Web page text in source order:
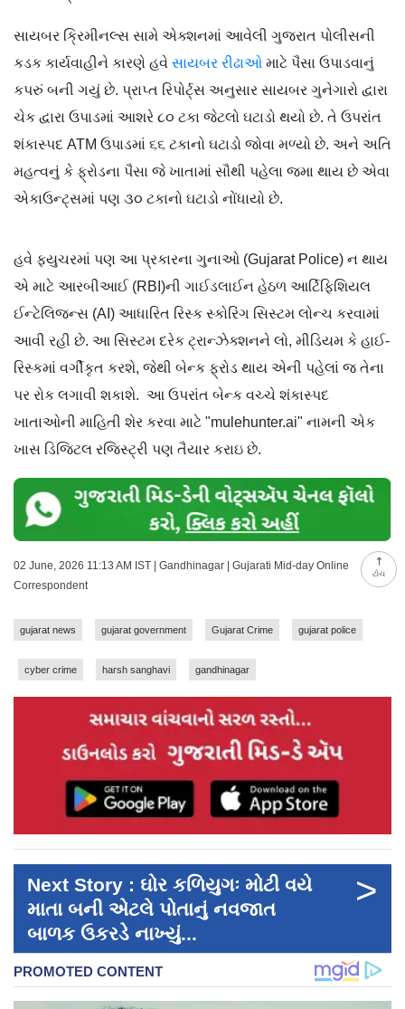
ટોચ
સાયબર ક્રિમીનલ્સ સામે એક્શનમાં આવેલી ગુજરાત પોલીસની
કડક કાર્યવાહીને કારણે હવે સાયબર રીઢાઓ માટે પૈસા ઉપાડવાનું
કપરું બની ગયું છે. પ્રાપ્ત રિપોર્ટ્સ અનુસાર સાયબર ગુનેગારો દ્વારા
ચેક દ્વારા ઉપાડમાં આશરે ૮૦ ટકા જેટલો ઘટાડો થયો છે. તે ઉપરાંત
શંકાસ્પદ ATM ઉપાડમાં ૬૬ ટકાનો ઘટાડો જોવા મળ્યો છે. અને અતિ
મહત્વનું કે ફ્રોડના પૈસા જે ખાતામાં સૌથી પહેલા જમા થાય છે એવા
એકાઉન્ટ્સમાં પણ ૩૦ ટકાનો ઘટાડો નોંધાયો છે.
હવે ફ્યુચરમાં પણ આ પ્રકારના ગુનાઓ (Gujarat Police) ન થાય
એ માટે આરબીઆઈ (RBI)ની ગાઈડલાઈન હેઠળ આર્ટિફિશિયલ
ઈન્ટેલિજન્સ (AI) આધારિત રિસ્ક સ્કોરિંગ સિસ્ટમ લોન્ચ કરવામાં
આવી રહી છે. આ સિસ્ટમ દરેક ટ્રાન્ઝેક્શનને લો, મીડિયમ કે હાઈ-
રિસ્કમાં વર્ગીકૃત કરશે, જેથી બેન્ક ફ્રોડ થાય એની પહેલાં જ તેના
પર રોક લગાવી શકાશે. આ ઉપરાંત બેન્ક વચ્ચે શંકાસ્પદ
ખાતાઓની માહિતી શેર કરવા માટે "mulehunter.ai" નામની એક
ખાસ ડિજિટલ રજિસ્ટ્રી પણ તૈયાર કરાઇ છે.
02 June, 2026 11:13 AM IST | Gandhinagar | Gujarati Mid-day Online
Correspondent
gujarat news gujarat government Gujarat Crime gujarat police
cyber crime harsh sanghavi gandhinagar
Next Story : ઘોર કળિયુગઃ મોટી વયે
માતા બની એટલે પોતાનું નવજાત
બાળક ઉકરડે નાખ્યું...
>